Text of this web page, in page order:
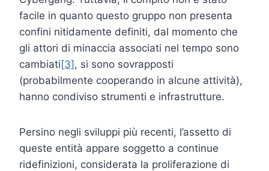
facile in quanto questo gruppo non presenta
confini nitidamente definiti, dal momento che
gli attori di minaccia associati nel tempo sono
cambiati[3], si sono sovrapposti
(probabilmente cooperando in alcune attività),
hanno condiviso strumenti e infrastrutture.
Persino negli sviluppi più recenti, l’assetto di
queste entità appare soggetto a continue
ridefinizioni, considerata la proliferazione di